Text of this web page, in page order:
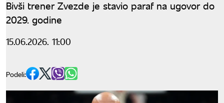
Bivši trener Zvezde je stavio paraf na ugovor do
2029. godine
15.06.2026. 11:00
Podeli: